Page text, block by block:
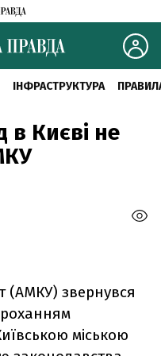
ІНФРАСТРУКТУРА
в Києві не
(АМКУ) звернувся
міською